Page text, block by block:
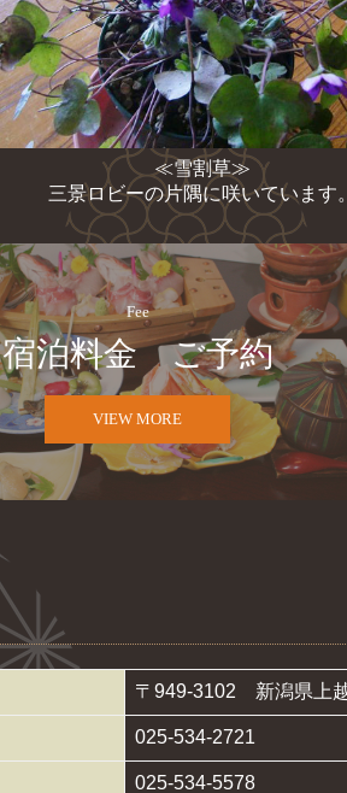
≪雪割草≫
三景ロビーの片隅に咲いています。
Fee
宿泊料金　ご予約
VIEW MORE
〒949-3102 新潟県上
025-534-2721
025-534-5578